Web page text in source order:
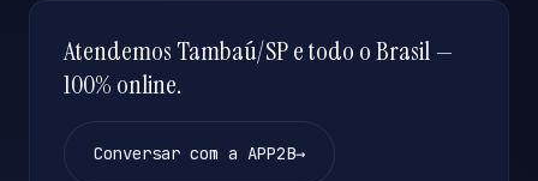
Atendemos Tambaú/SP e todo o Brasil —
100% online.
Conversar com a APP2B→